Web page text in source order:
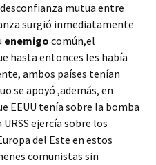
mutua entre
surgió inmediatamente
enemigo común,el
hasta entonces les había
ambos países tenían
se apoyó ,además, en
EEUU tenía sobre la bomba
ejercía sobre los
del Este en estos
comunistas sin